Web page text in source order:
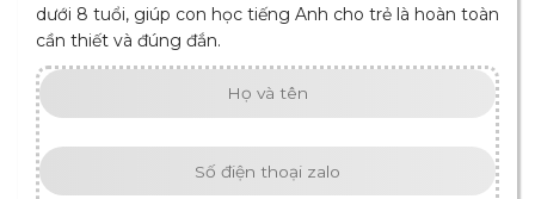
dưới 8 tuổi, giúp con học tiếng Anh cho trẻ là hoàn toàn
cần thiết và đúng đắn.